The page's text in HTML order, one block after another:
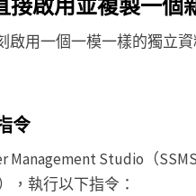
接啟用並複製一個
啟用一個一模一樣的獨立
令
Management Studio（
，執行以下指令：